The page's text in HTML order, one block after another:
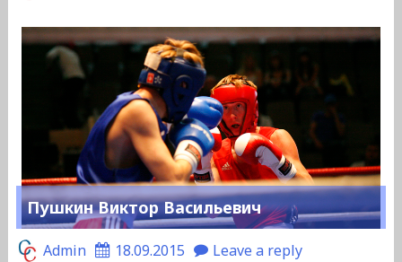
Пушкин Виктор Васильевич
Admin 18.09.2015 Leave a reply